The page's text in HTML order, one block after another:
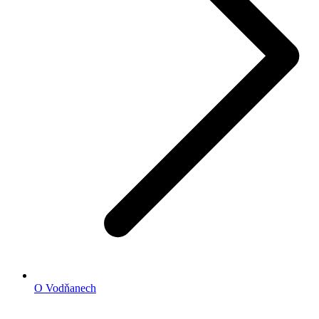
O Vodňanech